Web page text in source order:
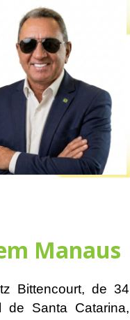
Manaus
Bittencourt, de 34
de Santa Catarina,